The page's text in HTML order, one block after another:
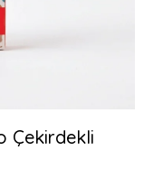
Çekirdekli